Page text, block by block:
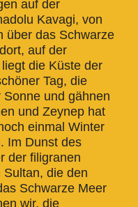
auf der
Kavagi, von
über das Schwarze
auf der
die Küste der
Tag, die
und gähnen
und Zeynep hat
einmal Winter
Im Dunst des
der filigranen
die den
Schwarze Meer
wir, die